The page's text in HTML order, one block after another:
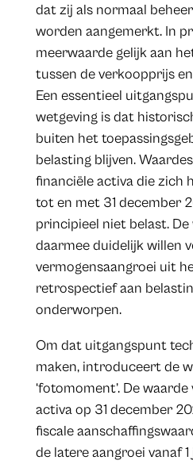
dat zij als normaal
worden aangemerkt. In
meerwaarde gelijk aan
tussen de verkoopprijs
Een essentieel
wetgeving is dat
buiten het
belasting blijven.
financiële activa die zich
tot en met 31 december
principieel niet belast.
daarmee duidelijk willen
vermogensaangroei uit
retrospectief aan
onderworpen.
Om dat uitgangspunt
maken, introduceert de
‘fotomoment’. De
activa op 31 december
fiscale
de latere aangroei vanaf